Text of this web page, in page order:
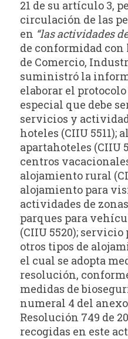
21 de su artículo 3,
circulación de las
en “las actividades
de conformidad
de Comercio,
suministró la
elaborar el
especial que debe
servicios y
hoteles (CIIU 5511);
apartahoteles (CIIU
centros
alojamiento rural
alojamiento para
actividades de
parques para
(CIIU 5520); servicio
otros tipos de
el cual se adopta
resolución,
medidas de
numeral 4 del
Resolución 749 de
recogidas en este